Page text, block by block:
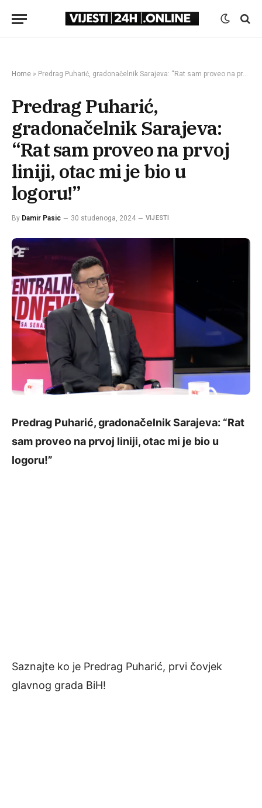
Home » Predrag Puharić, gradonačelnik Sarajeva: “Rat sam proveo na prvoj liniji, otac mi je bio u logoru!”
Predrag Puharić,
gradonačelnik Sarajeva:
“Rat sam proveo na prvoj
liniji, otac mi je bio u
logoru!”
By Damir Pasic 30 studenoga, 2024 VIJESTI
Predrag Puharić, gradonačelnik Sarajeva: “Rat
sam proveo na prvoj liniji, otac mi je bio u
logoru!”
Saznajte ko je Predrag Puharić, prvi čovjek
glavnog grada BiH!